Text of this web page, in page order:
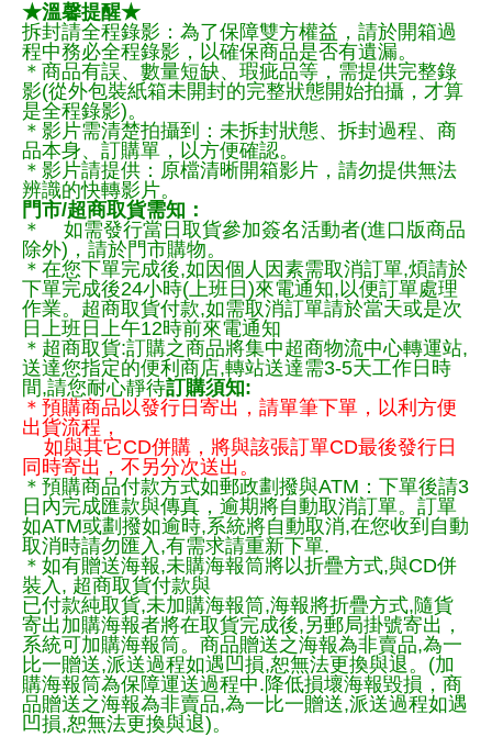
★溫馨提醒★
拆封請全程錄影：為了保障雙方權益，請於開箱過
程中務必全程錄影，以確保商品是否有遺漏。
＊商品有誤、數量短缺、瑕疵品等，需提供完整錄
影(從外包裝紙箱未開封的完整狀態開始拍攝，才算
是全程錄影)。
＊影片需清楚拍攝到：未拆封狀態、拆封過程、商
品本身、訂購單，以方便確認。
＊影片請提供：原檔清晰開箱影片，請勿提供無法
辨識的快轉影片。
門市/超商取貨需知：
＊ 如需發行當日取貨參加簽名活動者(進口版商品
除外)，請於門市購物。
＊在您下單完成後,如因個人因素需取消訂單,煩請於
下單完成後24小時(上班日)來電通知,以便訂單處理
作業。超商取貨付款,如需取消訂單請於當天或是次
日上班日上午12時前來電通知
＊超商取貨:訂購之商品將集中超商物流中心轉運站,
送達您指定的便利商店,轉站送達需3-5天工作日時
間,請您耐心靜待訂購須知:
＊預購商品以發行日寄出，請單筆下單，以利方便
出貨流程，
如與其它CD併購，將與該張訂單CD最後發行日
同時寄出，不另分次送出。
＊預購商品付款方式如郵政劃撥與ATM：下單後請3
日內完成匯款與傳真，逾期將自動取消訂單。訂單
如ATM或劃撥如逾時,系統將自動取消,在您收到自動
取消時請勿匯入,有需求請重新下單.
＊如有贈送海報,未購海報筒將以折疊方式,與CD併
裝入, 超商取貨付款與
已付款純取貨,未加購海報筒,海報將折疊方式,隨貨
寄出加購海報者將在取貨完成後,另郵局掛號寄出，
系統可加購海報筒。商品贈送之海報為非賣品,為一
比一贈送,派送過程如遇凹損,恕無法更換與退。(加
購海報筒為保障運送過程中.降低損壞海報毀損，商
品贈送之海報為非賣品,為一比一贈送,派送過程如遇
凹損,恕無法更換與退)。